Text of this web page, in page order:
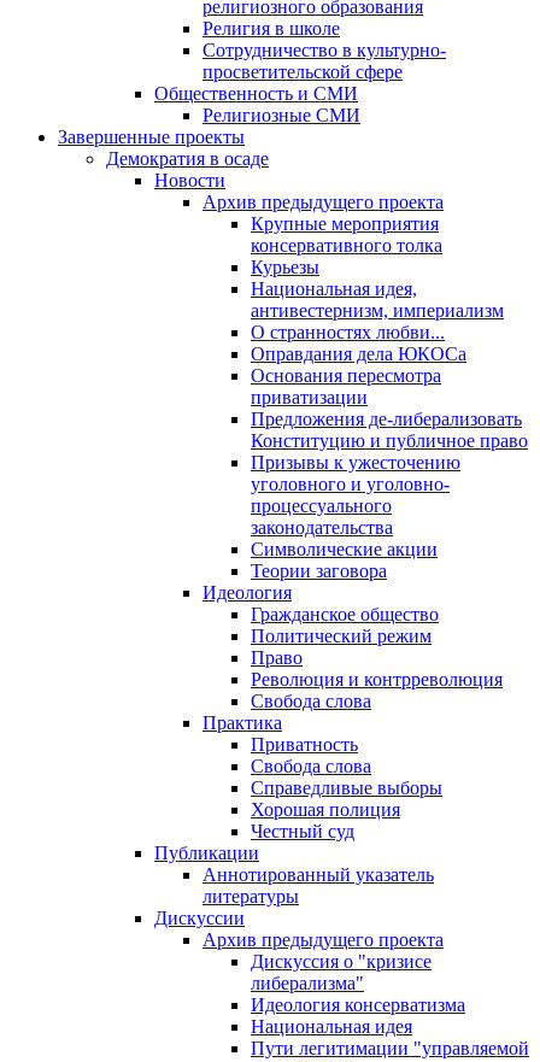
религиозного образования
Религия в школе
Сотрудничество в культурно-
просветительской сфере
Общественность и СМИ
Религиозные СМИ
Завершенные проекты
Демократия в осаде
Новости
Архив предыдущего проекта
Крупные мероприятия
консервативного толка
Курьезы
Национальная идея,
антивестернизм, империализм
О странностях любви...
Оправдания дела ЮКОСа
Основания пересмотра
приватизации
Предложения де-либерализовать
Конституцию и публичное право
Призывы к ужесточению
уголовного и уголовно-
процессуального
законодательства
Символические акции
Теории заговора
Идеология
Гражданское общество
Политический режим
Право
Революция и контрреволюция
Свобода слова
Практика
Приватность
Свобода слова
Справедливые выборы
Хорошая полиция
Честный суд
Публикации
Аннотированный указатель
литературы
Дискуссии
Архив предыдущего проекта
Дискуссия о "кризисе
либерализма"
Идеология консерватизма
Национальная идея
Пути легитимации "управляемой